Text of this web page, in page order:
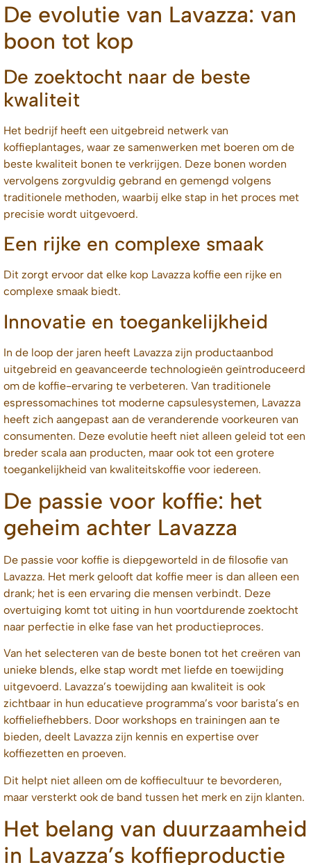
De evolutie van Lavazza: van
boon tot kop
De zoektocht naar de beste
kwaliteit
Het bedrijf heeft een uitgebreid netwerk van
koffieplantages, waar ze samenwerken met boeren om de
beste kwaliteit bonen te verkrijgen. Deze bonen worden
vervolgens zorgvuldig gebrand en gemengd volgens
traditionele methoden, waarbij elke stap in het proces met
precisie wordt uitgevoerd.
Een rijke en complexe smaak
Dit zorgt ervoor dat elke kop Lavazza koffie een rijke en
complexe smaak biedt.
Innovatie en toegankelijkheid
In de loop der jaren heeft Lavazza zijn productaanbod
uitgebreid en geavanceerde technologieën geïntroduceerd
om de koffie-ervaring te verbeteren. Van traditionele
espressomachines tot moderne capsulesystemen, Lavazza
heeft zich aangepast aan de veranderende voorkeuren van
consumenten. Deze evolutie heeft niet alleen geleid tot een
breder scala aan producten, maar ook tot een grotere
toegankelijkheid van kwaliteitskoffie voor iedereen.
De passie voor koffie: het
geheim achter Lavazza
De passie voor koffie is diepgeworteld in de filosofie van
Lavazza. Het merk gelooft dat koffie meer is dan alleen een
drank; het is een ervaring die mensen verbindt. Deze
overtuiging komt tot uiting in hun voortdurende zoektocht
naar perfectie in elke fase van het productieproces.
Van het selecteren van de beste bonen tot het creëren van
unieke blends, elke stap wordt met liefde en toewijding
uitgevoerd. Lavazza’s toewijding aan kwaliteit is ook
zichtbaar in hun educatieve programma’s voor barista’s en
koffieliefhebbers. Door workshops en trainingen aan te
bieden, deelt Lavazza zijn kennis en expertise over
koffiezetten en proeven.
Dit helpt niet alleen om de koffiecultuur te bevorderen,
maar versterkt ook de band tussen het merk en zijn klanten.
Het belang van duurzaamheid
in Lavazza’s koffieproductie